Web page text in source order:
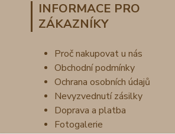
INFORMACE PRO
ZÁKAZNÍKY
Proč nakupovat u nás
Obchodní podmínky
Ochrana osobních údajů
Nevyzvednutí zásilky
Doprava a platba
Fotogalerie